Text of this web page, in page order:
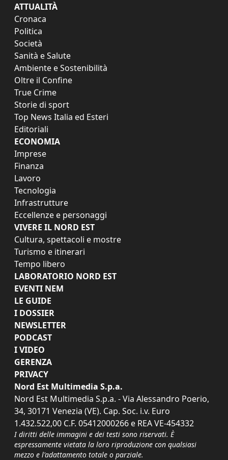
ATTUALITÀ
Cronaca
Politica
Società
Sanità e Salute
Ambiente e Sostenibilità
Oltre il Confine
True Crime
Storie di sport
Top News Italia ed Esteri
Editoriali
ECONOMIA
Imprese
Finanza
Lavoro
Tecnologia
Infrastrutture
Eccellenze e personaggi
VIVERE IL NORD EST
Cultura, spettacoli e mostre
Turismo e itinerari
Tempo libero
LABORATORIO NORD EST
EVENTI NEM
LE GUIDE
I DOSSIER
NEWSLETTER
PODCAST
I VIDEO
GERENZA
PRIVACY
Nord Est Multimedia S.p.a.
Nord Est Multimedia S.p.a. - Via Alessandro Poerio,
34, 30171 Venezia (VE). Cap. Soc. i.v. Euro
1.432.522,00 C.F. 05412000266 e REA VE-454332
I diritti delle immagini e dei testi sono riservati. È
espressamente vietata la loro riproduzione con qualsiasi
mezzo e l'adattamento totale o parziale.